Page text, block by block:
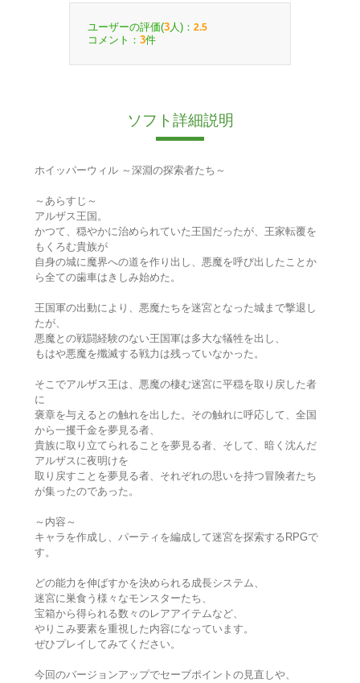
ユーザーの評価(3 人)： 2.5
コメント： 3件
ソフト詳細説明
ホイッパーウィル ～深淵の探索者たち～
～あらすじ～
アルザス王国。
かつて、穏やかに治められていた王国だったが、王家転覆を
もくろむ貴族が
自身の城に魔界への道を作り出し、悪魔を呼び出したことか
ら全ての歯車はきしみ始めた。
王国軍の出動により、悪魔たちを迷宮となった城まで撃退し
たが、
悪魔との戦闘経験のない王国軍は多大な犠牲を出し、
もはや悪魔を殲滅する戦力は残っていなかった。
そこでアルザス王は、悪魔の棲む迷宮に平穏を取り戻した者
に
褒章を与えるとの触れを出した。その触れに呼応して、全国
から一攫千金を夢見る者、
貴族に取り立てられることを夢見る者、そして、暗く沈んだ
アルザスに夜明けを
取り戻すことを夢見る者、それぞれの思いを持つ冒険者たち
が集ったのであった。
～内容～
キャラを作成し、パーティを編成して迷宮を探索するRPGで
す。
どの能力を伸ばすかを決められる成長システム、
迷宮に巣食う様々なモンスターたち、
宝箱から得られる数々のレアアイテムなど、
やりこみ要素を重視した内容になっています。
ぜひプレイしてみてください。
今回のバージョンアップでセーブポイントの見直しや、